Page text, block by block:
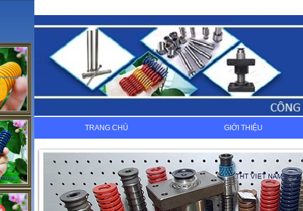
TRANG CHỦ GIỚI THIỆU